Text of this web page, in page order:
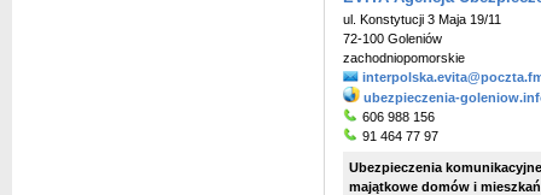
ul. Konstytucji 3 Maja 19/11
72-100 Goleniów
zachodniopomorskie
ubezpieczenia-
606 988 156
91 464 77 97
Ubezpieczenia
majątkowe domów i